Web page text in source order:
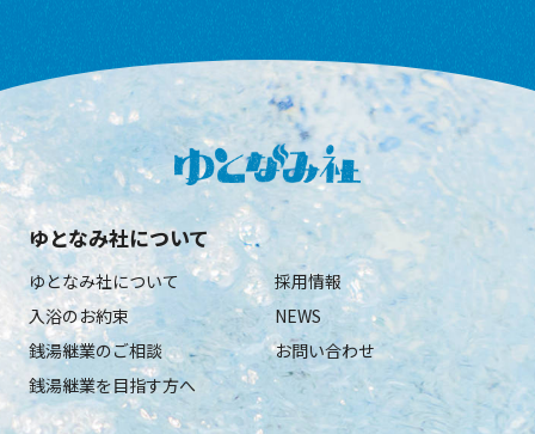
ゆとなみ社について
ゆとなみ社について
入浴のお約束
銭湯継業のご相談
銭湯継業を目指す方へ
採用情報
NEWS
お問い合わせ